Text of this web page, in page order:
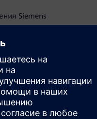
Siemens
создавая
и
Xcelerator